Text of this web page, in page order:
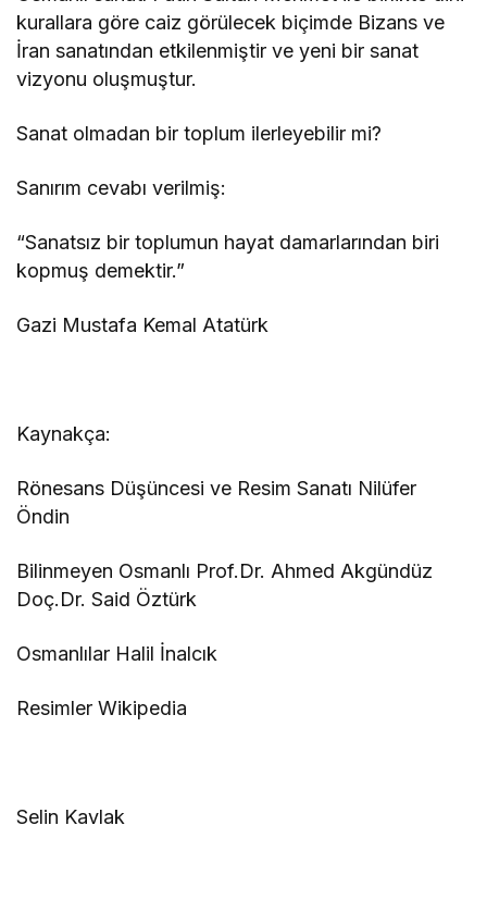
kurallara göre caiz görülecek biçimde Bizans ve
İran sanatından etkilenmiştir ve yeni bir sanat
vizyonu oluşmuştur.
Sanat olmadan bir toplum ilerleyebilir mi?
Sanırım cevabı verilmiş:
“Sanatsız bir toplumun hayat damarlarından biri
kopmuş demektir.”
Gazi Mustafa Kemal Atatürk
Kaynakça:
Rönesans Düşüncesi ve Resim Sanatı Nilüfer
Öndin
Bilinmeyen Osmanlı Prof.Dr. Ahmed Akgündüz
Doç.Dr. Said Öztürk
Osmanlılar Halil İnalcık
Resimler Wikipedia
Selin Kavlak